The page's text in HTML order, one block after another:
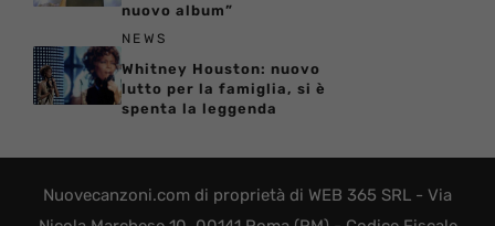
nuovo album”
NEWS
Whitney Houston: nuovo
lutto per la famiglia, si è
spenta la leggenda
Nuovecanzoni.com di proprietà di WEB 365 SRL - Via